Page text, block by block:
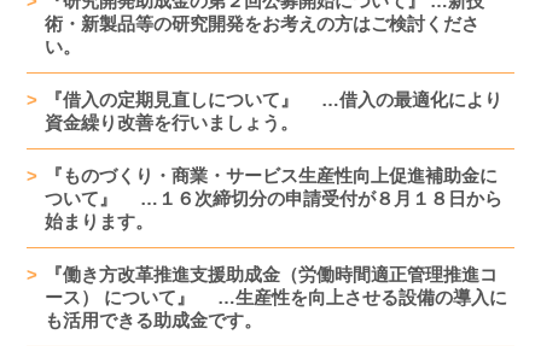
術・新製品等の研究開発をお考えの方はご検討くださ
い。
『借入の定期見直しについて』 …借入の最適化により
資金繰り改善を行いましょう。
『ものづくり・商業・サービス生産性向上促進補助金に
ついて』 …１６次締切分の申請受付が８月１８日から
始まります。
『働き方改革推進支援助成金（労働時間適正管理推進コ
ース） について』 …生産性を向上させる設備の導入に
も活用できる助成金です。